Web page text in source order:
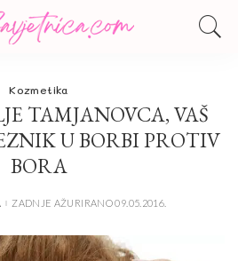
Kozmetika
TAMJANOVCA, VAŠ
U BORBI PROTIV
BORA
ZADNJE AŽURIRANO 09.05.2016.